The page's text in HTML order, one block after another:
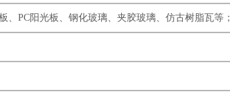
、PC阳光板、钢化玻璃、夹胶玻璃、仿古树脂瓦等；